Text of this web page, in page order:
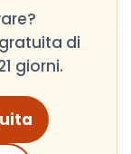
di
giorni.